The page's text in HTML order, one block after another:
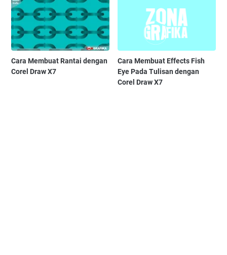
Cara Membuat Rantai dengan
Corel Draw X7
Cara Membuat Effects Fish
Eye Pada Tulisan dengan
Corel Draw X7